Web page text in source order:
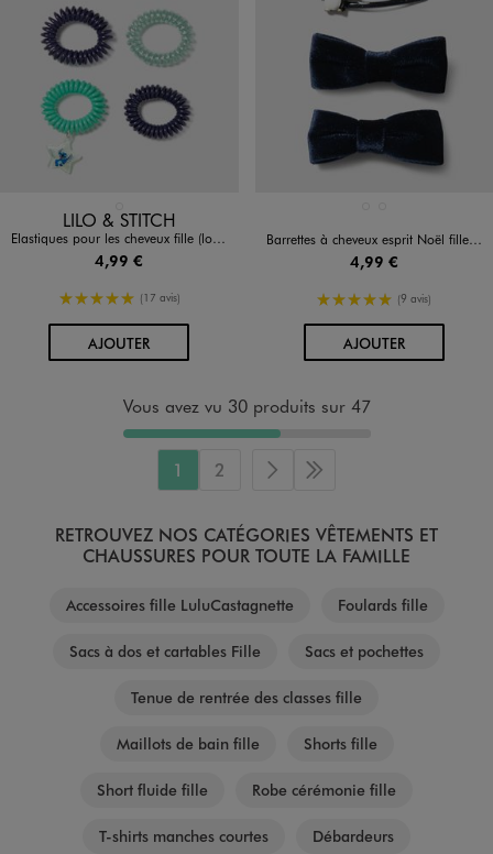
Disponible en 1 coloris
LILO & STITCH
Elastiques pour les cheveux fille (lot de 6) - Stitch
4,99 €
5/5 de moyenne
(17 avis)
AJOUTERAU PANIER
Barrettes à cheveux esprit Noël fille (lot de 4)
4,99 €
5/5 de moyenne
(9 avis)
AJOUTERAU PANIER
Vous avez vu 30 produits sur 47
1 2 Page suivante
Dernière page
RETROUVEZ NOS CATÉGORIES VÊTEMENTS ET
CHAUSSURES POUR TOUTE LA FAMILLE
Accessoires fille LuluCastagnette Foulards fille
Sacs à dos et cartables Fille Sacs et pochettes
Tenue de rentrée des classes fille
Maillots de bain fille Shorts fille
Short fluide fille Robe cérémonie fille
T-shirts manches courtes Débardeurs